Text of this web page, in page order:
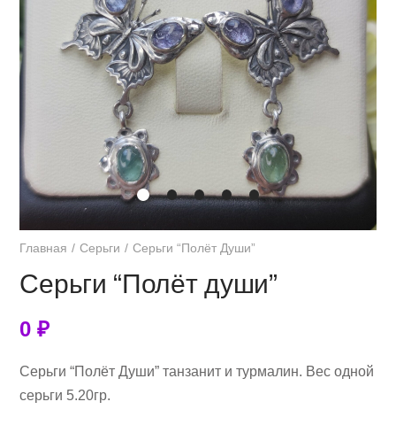
Главная Серьги Серьги “Полёт Души”
Серьги “Полёт души”
0₽
Серьги “Полёт Души” танзанит и турмалин. Вес одной
серьги 5.20гр.